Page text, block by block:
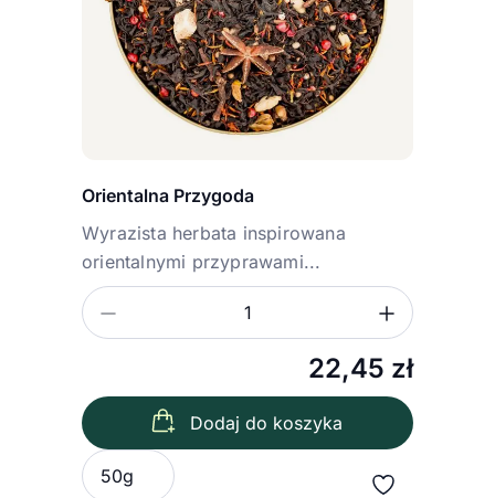
Orientalna Przygoda
Wyrazista herbata inspirowana
orientalnymi przyprawami...
22,45 zł
Zmniejsz ilość
Dodaj do koszyka
Wybierz wariant
50g